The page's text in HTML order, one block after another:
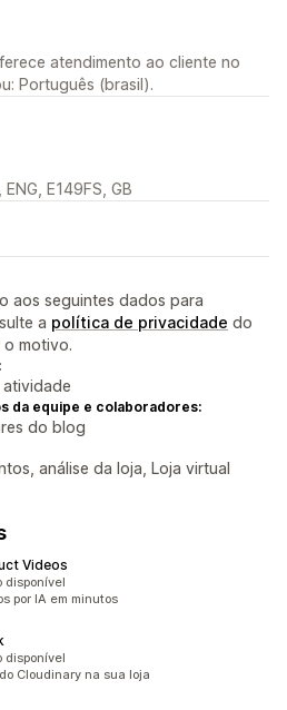
atendimento ao cliente no
Português (brasil).
E149FS, GB
aos seguintes dados para
a política de privacidade do
motivo.
da equipe e colaboradores:
do blog
análise da loja, Loja virtual
Videos
disponível
por IA em minutos
disponível
Cloudinary na sua loja